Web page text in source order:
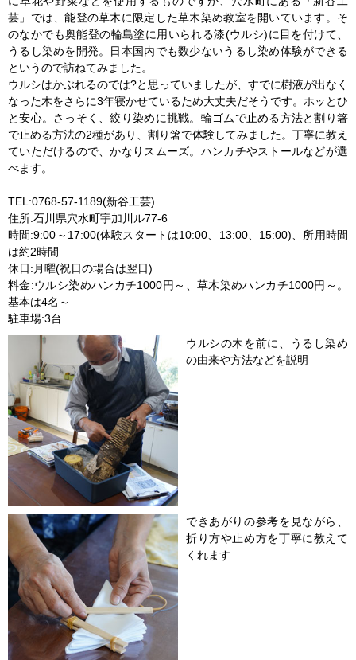
芸」では、能登の草木に限定した草木染め教室を開いています。そ
のなかでも奥能登の輪島塗に用いられる漆(ウルシ)に目を付けて、
うるし染めを開発。日本国内でも数少ないうるし染め体験ができる
というので訪ねてみました。
ウルシはかぶれるのでは?と思っていましたが、すでに樹液が出なく
なった木をさらに3年寝かせているため大丈夫だそうです。ホッとひ
と安心。さっそく、絞り染めに挑戦。輪ゴムで止める方法と割り箸
で止める方法の2種があり、割り箸で体験してみました。丁寧に教え
ていただけるので、かなりスムーズ。ハンカチやストールなどが選
べます。
TEL:0768-57-1189(新谷工芸)
住所:石川県穴水町宇加川ル77-6
時間:9:00～17:00(体験スタートは10:00、13:00、15:00)、所用時間
は約2時間
休日:月曜(祝日の場合は翌日)
料金:ウルシ染めハンカチ1000円～、草木染めハンカチ1000円～。
基本は4名～
駐車場:3台
ウルシの木を前に、うるし染め
の由来や方法などを説明
できあがりの参考を見ながら、
折り方や止め方を丁寧に教えて
くれます